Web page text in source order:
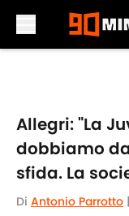
Allegri: "La
dobbiamo
sfida. La
Di Antonio Parrotto |